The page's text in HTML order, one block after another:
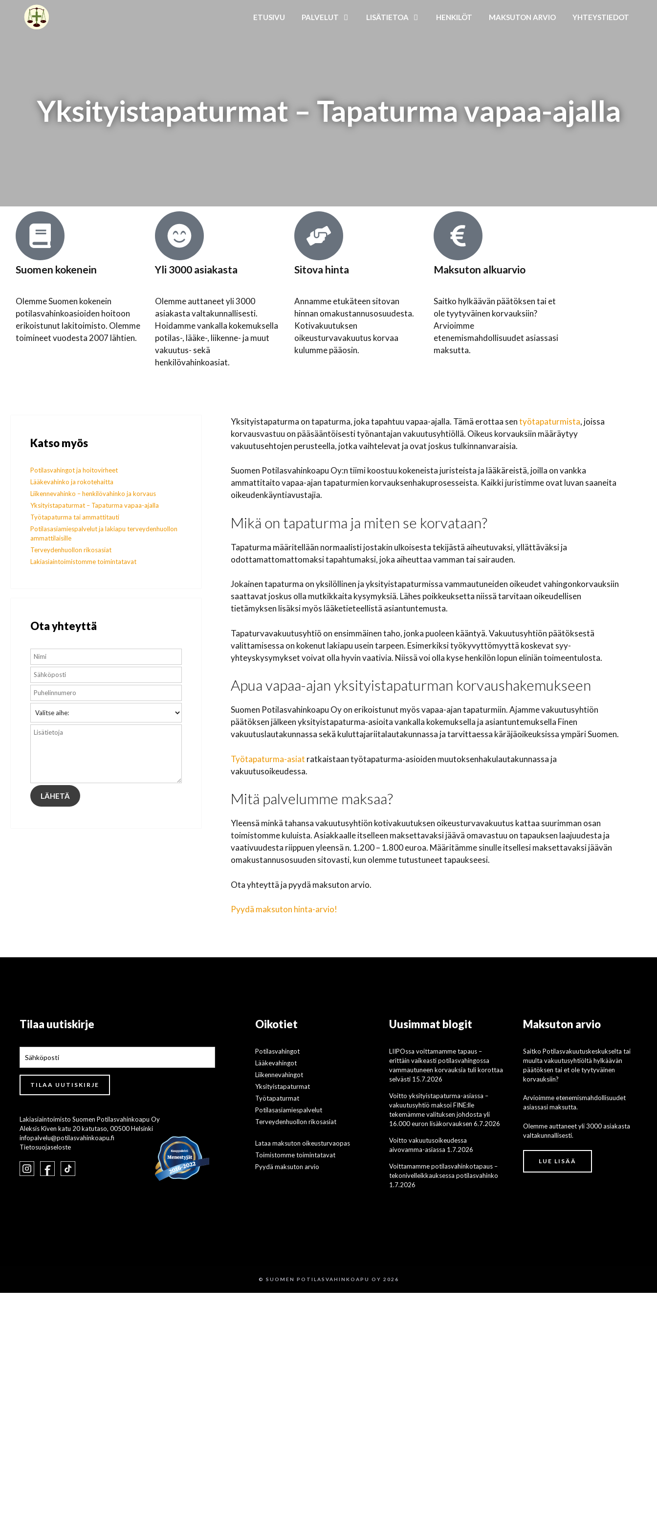
ETUSIVU PALVELUT LISÄTIETOA HENKILÖT MAKSUTON ARVIO YHTEYSTIEDOT
Yksityistapaturmat – Tapaturma vapaa-ajalla
Suomen kokenein
Olemme Suomen kokenein
potilasvahinkoasioiden hoitoon
erikoistunut lakitoimisto. Olemme
toimineet vuodesta 2007 lähtien.
Yli 3000 asiakasta
Olemme auttaneet yli 3000
asiakasta valtakunnallisesti.
Hoidamme vankalla kokemuksella
potilas-, lääke-, liikenne- ja muut
vakuutus- sekä
henkilövahinkoasiat.
Sitova hinta
Annamme etukäteen sitovan
hinnan omakustannusosuudesta.
Kotivakuutuksen
oikeusturvavakuutus korvaa
kulumme pääosin.
Maksuton alkuarvio
Saitko hylkäävän päätöksen tai et
ole tyytyväinen korvauksiin?
Arvioimme
etenemismahdollisuudet asiassasi
maksutta.
Yksityistapaturma on tapaturma, joka tapahtuu vapaa-ajalla. Tämä erottaa sentyötapaturmista, joissa
korvausvastuu on pääsääntöisesti työnantajan vakuutusyhtiöllä. Oikeus korvauksiin määräytyy
vakuutusehtojen perusteella, jotka vaihtelevat ja ovat joskus tulkinnanvaraisia.
Suomen Potilasvahinkoapu Oy:n tiimi koostuu kokeneista juristeista ja lääkäreistä, joilla on vankka
ammattitaito vapaa-ajan tapaturmien korvauksenhakuprosesseista. Kaikki juristimme ovat luvan saaneita
oikeudenkäyntiavustajia.
Mikä on tapaturma ja miten se korvataan?
Tapaturma määritellään normaalisti jostakin ulkoisesta tekijästä aiheutuvaksi, yllättäväksi ja
odottamattomattomaksi tapahtumaksi, joka aiheuttaa vamman tai sairauden.
Jokainen tapaturma on yksilöllinen ja yksityistapaturmissa vammautuneiden oikeudet vahingonkorvauksiin
saattavat joskus olla mutkikkaita kysymyksiä. Lähes poikkeuksetta niissä tarvitaan oikeudellisen
tietämyksen lisäksi myös lääketieteellistä asiantuntemusta.
Tapaturvavakuutusyhtiö on ensimmäinen taho, jonka puoleen kääntyä. Vakuutusyhtiön päätöksestä
valittamisessa on kokenut lakiapu usein tarpeen. Esimerkiksi työkyvyttömyyttä koskevat syy-
yhteyskysymykset voivat olla hyvin vaativia. Niissä voi olla kyse henkilön lopun eliniän toimeentulosta.
Apua vapaa-ajan yksityistapaturman korvaushakemukseen
Suomen Potilasvahinkoapu Oy on erikoistunut myös vapaa-ajan tapaturmiin. Ajamme vakuutusyhtiön
päätöksen jälkeen yksityistapaturma-asioita vankalla kokemuksella ja asiantuntemuksella Finen
vakuutuslautakunnassa sekä kuluttajariitalautakunnassa ja tarvittaessa käräjäoikeuksissa ympäri Suomen.
Työtapaturma-asiat ratkaistaan työtapaturma-asioiden muutoksenhakulautakunnassa ja
vakuutusoikeudessa.
Mitä palvelumme maksaa?
Yleensä minkä tahansa vakuutusyhtiön kotivakuutuksen oikeusturvavakuutus kattaa suurimman osan
toimistomme kuluista. Asiakkaalle itselleen maksettavaksi jäävä omavastuu on tapauksen laajuudesta ja
vaativuudesta riippuen yleensä n. 1.200 – 1.800 euroa. Määritämme sinulle itsellesi maksettavaksi jäävän
omakustannusosuuden sitovasti, kun olemme tutustuneet tapaukseesi.
Ota yhteyttä ja pyydä maksuton arvio.
Pyydä maksuton hinta-arvio!
Katso myös
Potilasvahingot ja hoitovirheet
Lääkevahinko ja rokotehaitta
Liikennevahinko – henkilövahinko ja korvaus
Yksityistapaturmat – Tapaturma vapaa-ajalla
Työtapaturma tai ammattitauti
Potilasasiamiespalvelut ja lakiapu terveydenhuollon
ammattilaisille
Terveydenhuollon rikosasiat
Lakiasiaintoimistomme toimintatavat
Ota yhteyttä
Tilaa uutiskirje
Lakiasiaintoimisto Suomen Potilasvahinkoapu Oy
Aleksis Kiven katu 20 katutaso, 00500 Helsinki
infopalvelu@potilasvahinkoapu.fi
Tietosuojaseloste
Oikotiet
Potilasvahingot
Lääkevahingot
Liikennevahingot
Yksityistapaturmat
Työtapaturmat
Potilasasiamiespalvelut
Terveydenhuollon rikosasiat
Lataa maksuton oikeusturvaopas
Toimistomme toimintatavat
Pyydä maksuton arvio
Uusimmat blogit
LIIPOssa voittamamme tapaus –
erittäin vaikeasti potilasvahingossa
vammautuneen korvauksia tuli korottaa
selvästi 15.7.2026
Voitto yksityistapaturma-asiassa –
vakuutusyhtiö maksoi FINE:lle
tekemämme valituksen johdosta yli
16.000 euron lisäkorvauksen 6.7.2026
Voitto vakuutusoikeudessa
aivovamma-asiassa 1.7.2026
Voittamamme potilasvahinkotapaus –
tekonivelleikkauksessa potilasvahinko
1.7.2026
Maksuton arvio
Saitko Potilasvakuutuskeskukselta tai
muulta vakuutusyhtiöltä hylkäävän
päätöksen tai et ole tyytyväinen
korvauksiin?
Arvioimme etenemismahdollisuudet
asiassasi maksutta.
Olemme auttaneet yli 3000 asiakasta
valtakunnallisesti.
LUE LISÄÄ
© SUOMEN POTILASVAHINKOAPU OY 2026